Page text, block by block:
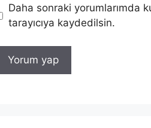
Daha sonraki yorumlarımda
tarayıcıya kaydedilsin.